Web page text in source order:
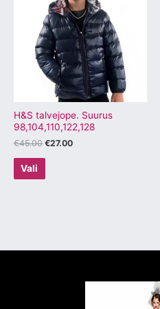
H&S talvejope. Suurus
98,104,110,122,128
€45.00
€45.00.
€27.00
€27.00.
Vali
on
mitu
varianti.
Valikuid
saab
teha
tootelehel.